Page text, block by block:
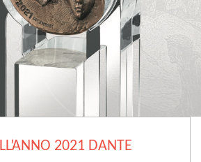
2021 DANTE